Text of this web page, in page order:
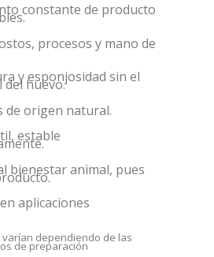
constante de producto
procesos y mano de
y esponjosidad sin el
del huevo.
de origen natural.
estable
bienestar animal, pues
aplicaciones
dependiendo de las
de preparación